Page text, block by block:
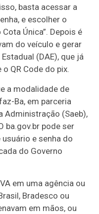
basta acessar a
e escolher o
Única”. Depois é
do veículo e gerar
(DAE), que já
QR Code do pix.
a modalidade de
Ba, em parceria
Administração (Saeb),
ba.gov.br pode ser
e senha do
do Governo
em uma agência ou
Bradesco ou
em mãos, ou